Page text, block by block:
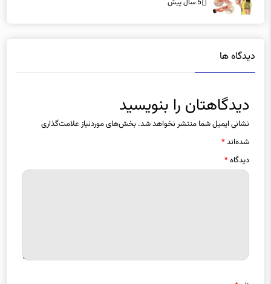
نشانی ایمیل شما منتشر نخواهد شد.بخش‌های موردنیاز علامت‌گذاری
شده‌اند*
دیدگاه*